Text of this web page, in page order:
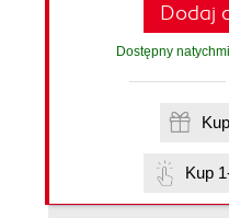
Dodaj
Dostępny
Kup